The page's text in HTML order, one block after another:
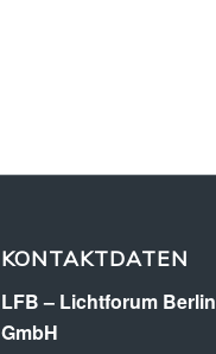
KONTAKTDATEN
LFB – Lichtforum Berlin
GmbH